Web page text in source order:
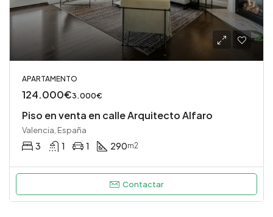
APARTAMENTO
124.000€3.000€
Piso en venta en calle Arquitecto Alfaro
Valencia, España
3 1 1 290m2
Contactar